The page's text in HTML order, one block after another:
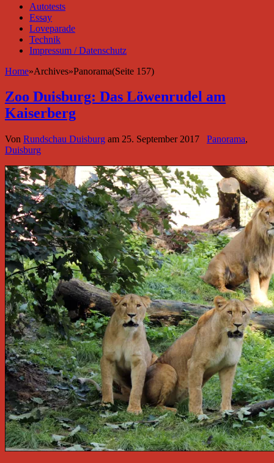
Autotests
Essay
Loveparade
Technik
Impressum / Datenschutz
Home»Archives»Panorama(Seite 157)
Zoo Duisburg: Das Löwenrudel am
Kaiserberg
Von Rundschau Duisburg am 25. September 2017 Panorama,
Duisburg